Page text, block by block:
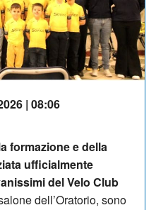
| 08:06
formazione e della
ufficialmente
del Velo Club
dell’Oratorio, sono